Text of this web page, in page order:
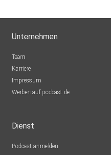
Unternehmen
Team
Karriere
Impressum
Werben auf podcast.de
Dienst
Podcast anmelden